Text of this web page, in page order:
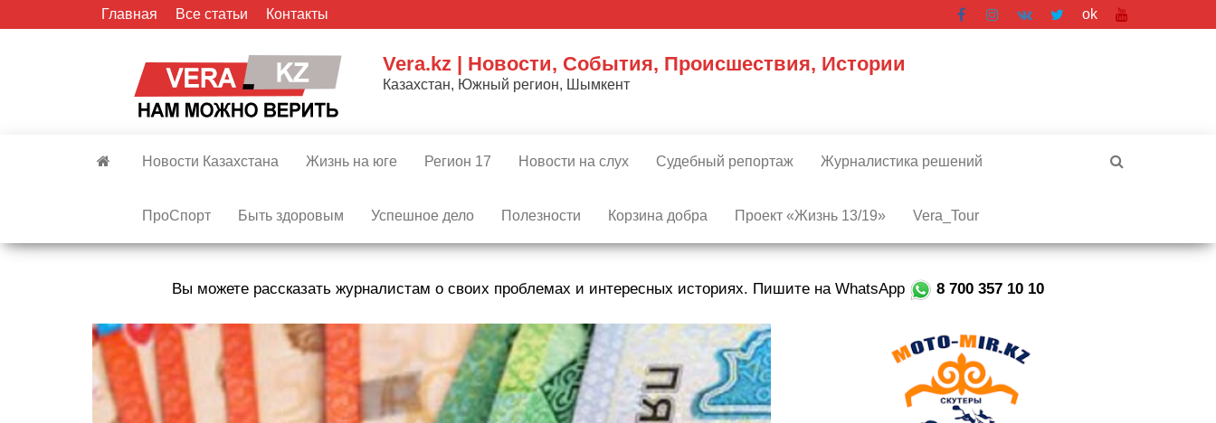
Главная Все статьи Контакты ok
Vera.kz | Новости, События, Происшествия, Истории
Казахстан, Южный регион, Шымкент
Новости Казахстана Жизнь на юге Регион 17 Новости на слух Судебный репортаж Журналистика решений
ПроСпорт Быть здоровым Успешное дело Полезности Корзина добра Проект «Жизнь 13/19» Vera_Tour
Вы можете рассказать журналистам о своих проблемах и интересных историях. Пишите на WhatsApp 8 700 357 10 10